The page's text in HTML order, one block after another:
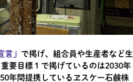
言」 で掲げ、組合員や生産者など生
要目標１で掲げているのは2030年
年間提携しているヱスケー石鹸株